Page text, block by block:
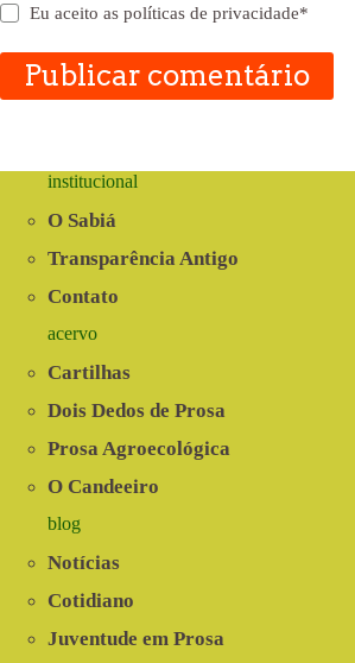
Eu aceito aspolíticas de privacidade*
Publicar comentário
institucional
O Sabiá
Transparência Antigo
Contato
acervo
Cartilhas
Dois Dedos de Prosa
Prosa Agroecológica
O Candeeiro
blog
Notícias
Cotidiano
Juventude em Prosa